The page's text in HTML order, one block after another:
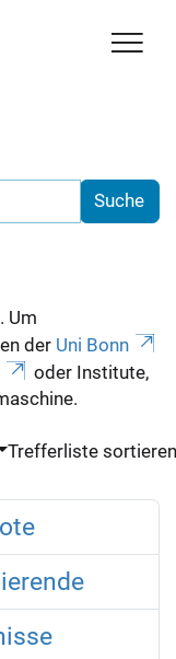
Um
der Uni Bonn
oder Institute,
Trefferliste